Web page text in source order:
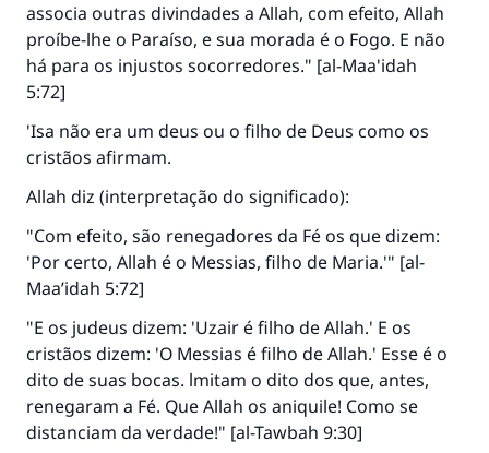
associa outras divindades a Allah, com efeito, Allah
proíbe-lhe o Paraíso, e sua morada é o Fogo. E não
há para os injustos socorredores." [al-Maa'idah
5:72]
'Isa não era um deus ou o filho de Deus como os
cristãos afirmam.
Allah diz (interpretação do significado):
"Com efeito, são renegadores da Fé os que dizem:
'Por certo, Allah é o Messias, filho de Maria.'" [al-
Maa’idah 5:72]
"E os judeus dizem: 'Uzair é filho de Allah.' E os
cristãos dizem: 'O Messias é filho de Allah.' Esse é o
dito de suas bocas. lmitam o dito dos que, antes,
renegaram a Fé. Que Allah os aniquile! Como se
distanciam da verdade!" [al-Tawbah 9:30]